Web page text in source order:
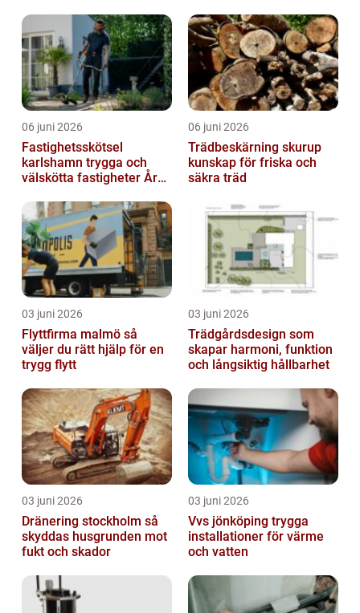
06 juni 2026
Fastighetsskötsel
karlshamn trygga och
välskötta fastigheter Året
06 juni 2026
Trädbeskärning skurup
kunskap för friska och
säkra träd
03 juni 2026
Flyttfirma malmö så
väljer du rätt hjälp för en
trygg flytt
03 juni 2026
Trädgårdsdesign som
skapar harmoni, funktion
och långsiktig hållbarhet
03 juni 2026
Dränering stockholm så
skyddas husgrunden mot
fukt och skador
03 juni 2026
Vvs jönköping trygga
installationer för värme
och vatten